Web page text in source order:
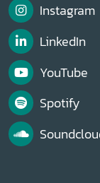
Instagram
LinkedIn
YouTube
Spotify